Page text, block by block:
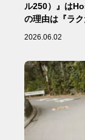
ル250）』は
の理由は『ラ
2026.06.02